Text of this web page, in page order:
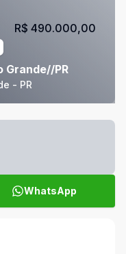
Grande//PR
- PR
R$ 490.000,00
WhatsApp